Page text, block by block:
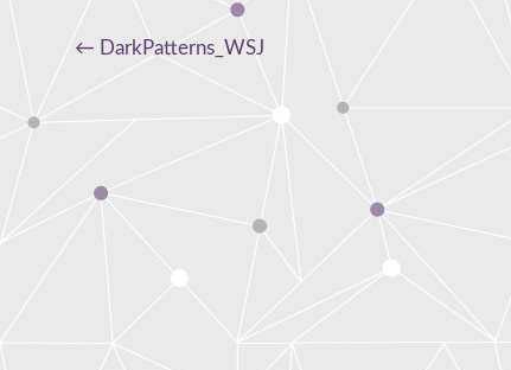
Navigation
de
l'article
← DarkPatterns_WSJ